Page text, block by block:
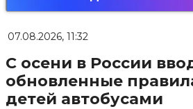
07.08.2026, 11:32
С осени в России
обновленные
детей автобусами